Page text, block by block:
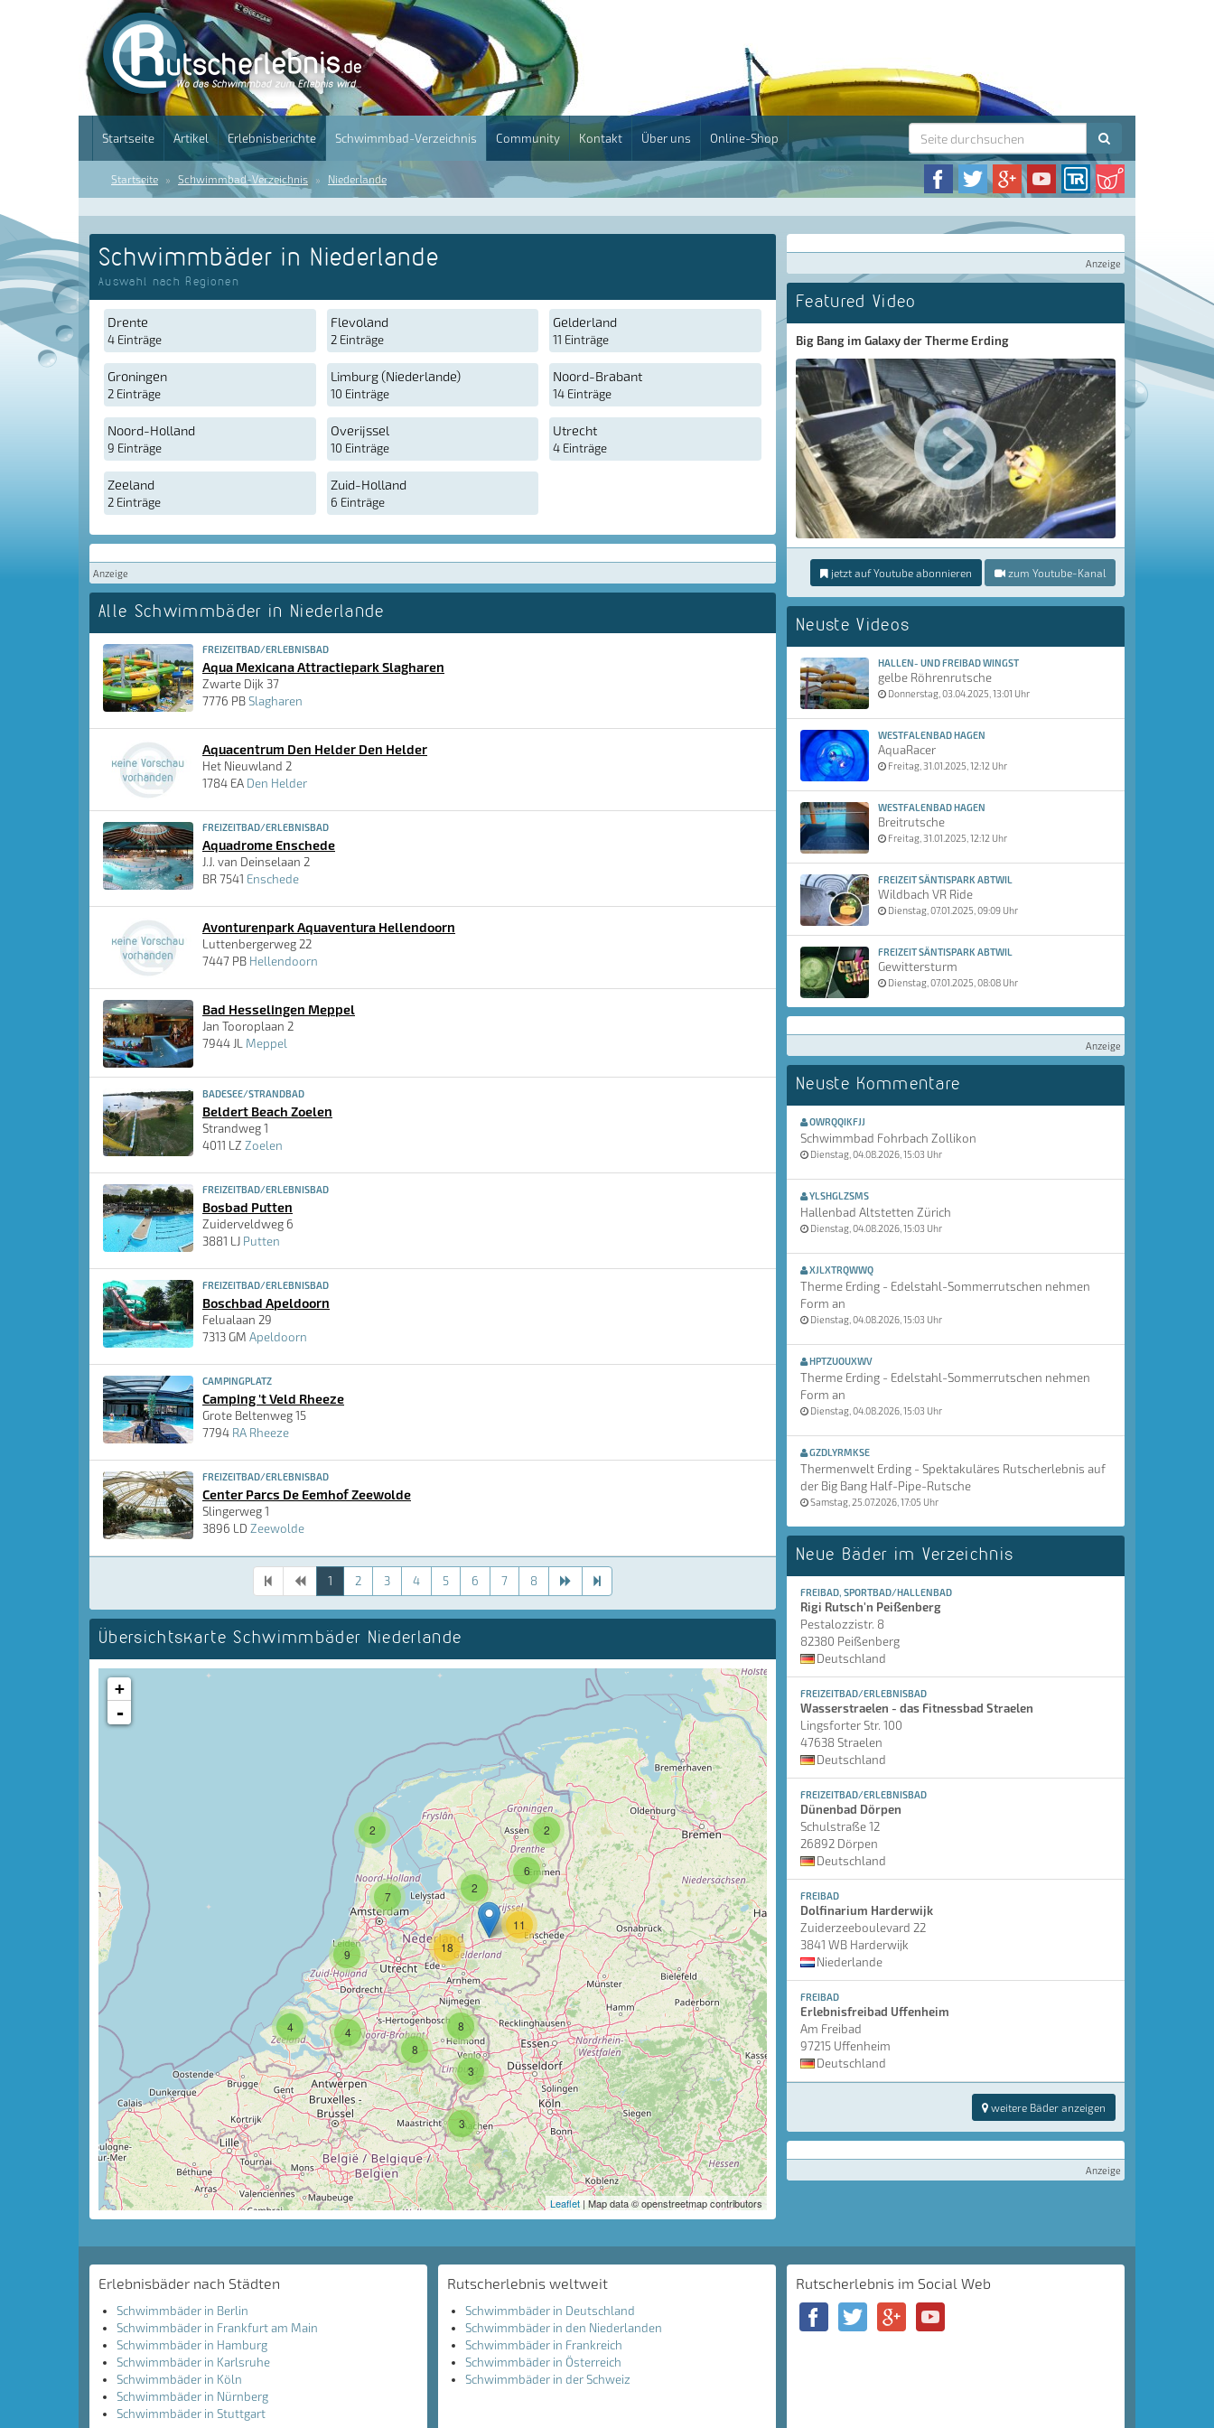
Startseite Artikel Erlebnisberichte Schwimmbad-Verzeichnis Community Kontakt Über uns Online-Shop
Startseite Schwimmbad-Verzeichnis Niederlande
Schwimmbäder in Niederlande
Auswahl nach Regionen
Drente
4 Einträge
Flevoland
2 Einträge
Gelderland
11 Einträge
Groningen
2 Einträge
Limburg (Niederlande)
10 Einträge
Noord-Brabant
14 Einträge
Noord-Holland
9 Einträge
Overijssel
10 Einträge
Utrecht
4 Einträge
Zeeland
2 Einträge
Zuid-Holland
6 Einträge
Anzeige
Alle Schwimmbäder in Niederlande
FREIZEITBAD/ERLEBNISBAD
Aqua Mexicana Attractiepark Slagharen
Zwarte Dijk 37
7776 PBSlagharen
Aquacentrum Den Helder Den Helder
Het Nieuwland 2
1784 EA Den Helder
FREIZEITBAD/ERLEBNISBAD
Aquadrome Enschede
J.J. van Deinselaan 2
BR 7541 Enschede
Avonturenpark Aquaventura Hellendoorn
Luttenbergerweg 22
7447 PB Hellendoorn
Bad Hesselingen Meppel
Jan Tooroplaan 2
7944 JL Meppel
BADESEE/STRANDBAD
Beldert Beach Zoelen
Strandweg 1
4011 LZ Zoelen
FREIZEITBAD/ERLEBNISBAD
Bosbad Putten
Zuiderveldweg 6
3881 LJ Putten
FREIZEITBAD/ERLEBNISBAD
Boschbad Apeldoorn
Felualaan 29
7313 GM Apeldoorn
CAMPINGPLATZ
Camping 't Veld Rheeze
Grote Beltenweg 15
7794 RA Rheeze
FREIZEITBAD/ERLEBNISBAD
Center Parcs De Eemhof Zeewolde
Slingerweg 1
3896 LD Zeewolde
1 2 3 4 5 6 7 8
Übersichtskarte Schwimmbäder Niederlande
2
9
4
7
18
2
2
6
11
3
3
4
8
8
+
-
Leaflet | Map data © openstreetmap contributors
Anzeige
Featured Video
Big Bang im Galaxy der Therme Erding
jetzt auf Youtube abonnieren zum Youtube-Kanal
Neuste Videos
HALLEN- UND FREIBAD WINGST
gelbe Röhrenrutsche
Donnerstag, 03.04.2025, 13:01 Uhr
WESTFALENBAD HAGEN
AquaRacer
Freitag, 31.01.2025, 12:12 Uhr
WESTFALENBAD HAGEN
Breitrutsche
Freitag, 31.01.2025, 12:12 Uhr
FREIZEIT SÄNTISPARK ABTWIL
Wildbach VR Ride
Dienstag, 07.01.2025, 09:09 Uhr
FREIZEIT SÄNTISPARK ABTWIL
Gewittersturm
Dienstag, 07.01.2025, 08:08 Uhr
Anzeige
Neuste Kommentare
OWRQQIKFJJ
Schwimmbad Fohrbach Zollikon
Dienstag, 04.08.2026, 15:03 Uhr
YLSHGLZSMS
Hallenbad Altstetten Zürich
Dienstag, 04.08.2026, 15:03 Uhr
XJLXTRQWWQ
Therme Erding - Edelstahl-Sommerrutschen nehmen
Form an
Dienstag, 04.08.2026, 15:03 Uhr
HPTZUOUXWV
Therme Erding - Edelstahl-Sommerrutschen nehmen
Form an
Dienstag, 04.08.2026, 15:03 Uhr
GZDLYRMKSE
Thermenwelt Erding - Spektakuläres Rutscherlebnis auf
der Big Bang Half-Pipe-Rutsche
Samstag, 25.07.2026, 17:05 Uhr
Neue Bäder im Verzeichnis
FREIBAD, SPORTBAD/HALLENBAD
Rigi Rutsch'n Peißenberg
Pestalozzistr. 8
82380 Peißenberg
Deutschland
FREIZEITBAD/ERLEBNISBAD
Wasserstraelen - das Fitnessbad Straelen
Lingsforter Str. 100
47638 Straelen
Deutschland
FREIZEITBAD/ERLEBNISBAD
Dünenbad Dörpen
Schulstraße 12
26892 Dörpen
Deutschland
FREIBAD
Dolfinarium Harderwijk
Zuiderzeeboulevard 22
3841 WB Harderwijk
Niederlande
FREIBAD
Erlebnisfreibad Uffenheim
Am Freibad
97215 Uffenheim
Deutschland
weitere Bäder anzeigen
Anzeige
Erlebnisbäder nach Städten
Schwimmbäder in Berlin
Schwimmbäder in Frankfurt am Main
Schwimmbäder in Hamburg
Schwimmbäder in Karlsruhe
Schwimmbäder in Köln
Schwimmbäder in Nürnberg
Schwimmbäder in Stuttgart
Rutscherlebnis weltweit
Schwimmbäder in Deutschland
Schwimmbäder in den Niederlanden
Schwimmbäder in Frankreich
Schwimmbäder in Österreich
Schwimmbäder in der Schweiz
Rutscherlebnis im Social Web